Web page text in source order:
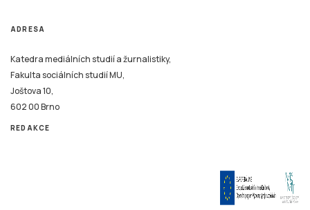
ADRESA
Katedra mediálních studií a žurnalistiky,
Fakulta sociálních studií MU,
Joštova 10,
602 00 Brno
REDAKCE